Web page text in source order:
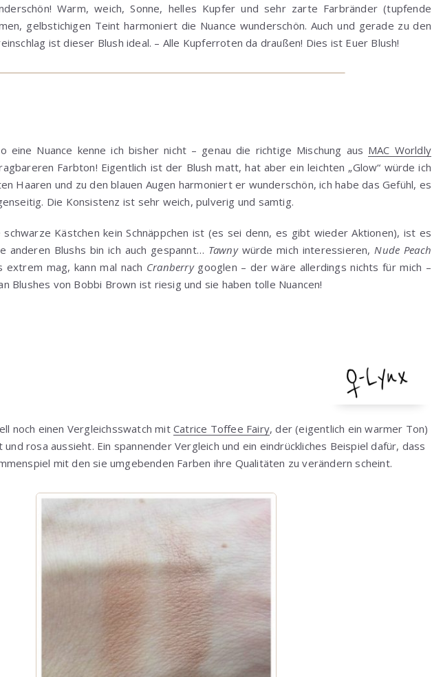
Warm, weich, Sonne, helles Kupfer und sehr zarte Farbränder (tupfende
gelbstichigen Teint harmoniert die Nuance wunderschön. Auch und gerade zu den
ist dieser Blush ideal. – Alle Kupferroten da draußen! Dies ist Euer Blush!
eine Nuance kenne ich bisher nicht – genau die richtige Mischung aus MAC Worldly
Farbton! Eigentlich ist der Blush matt, hat aber ein leichten „Glow“ würde ich
Haaren und zu den blauen Augen harmoniert er wunderschön, ich habe das Gefühl, es
Die Konsistenz ist sehr weich, pulverig und samtig.
schwarze Kästchen kein Schnäppchen ist (es sei denn, es gibt wieder Aktionen), ist es
anderen Blushs bin ich auch gespannt… Tawnywürde mich interessieren, Nude Peach
extrem mag, kann mal nach Cranberrygooglen – der wäre allerdings nichts für mich –
Blushes von Bobbi Brown ist riesig und sie haben tolle Nuancen!
noch einen Vergleichsswatch mitCatrice Toffee Fairy, der (eigentlich ein warmer Ton)
rosa aussieht. Ein spannender Vergleich und ein eindrückliches Beispiel dafür, dass
mit den sie umgebenden Farben ihre Qualitäten zu verändern scheint.